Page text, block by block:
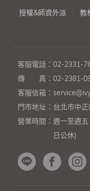
授權&師資外派 教
客服電話： 02-2331-
傳 真： 02-2381-
客服信箱：
門市地址： 台北市中
營業時間： 週一至週
日公休)